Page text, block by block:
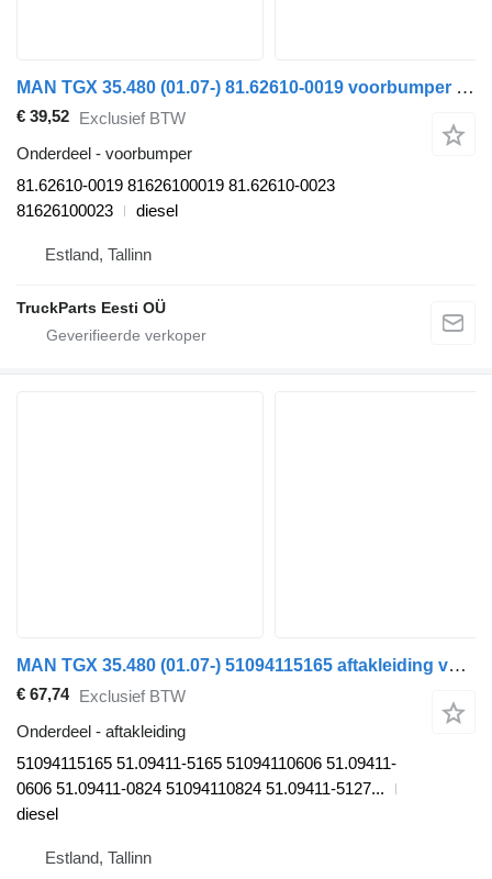
MAN TGX 35.480 (01.07-) 81.62610-0019 voorbumper voor MAN TGL, TGM, TGS, TGX (2005-2021) trekker
€ 39,52 Exclusief BTW
Onderdeel - voorbumper
81.62610-0019 81626100019 81.62610-0023
81626100023
diesel
Estland, Tallinn
TruckParts Eesti OÜ
MAN TGX 35.480 (01.07-) 51094115165 aftakleiding voor MAN TGL, TGM, TGS, TGX (2005-2021) trekker
€ 67,74 Exclusief BTW
Onderdeel - aftakleiding
51094115165 51.09411-5165 51094110606 51.09411-
0606 51.09411-0824 51094110824 51.09411-5127...
diesel
Estland, Tallinn